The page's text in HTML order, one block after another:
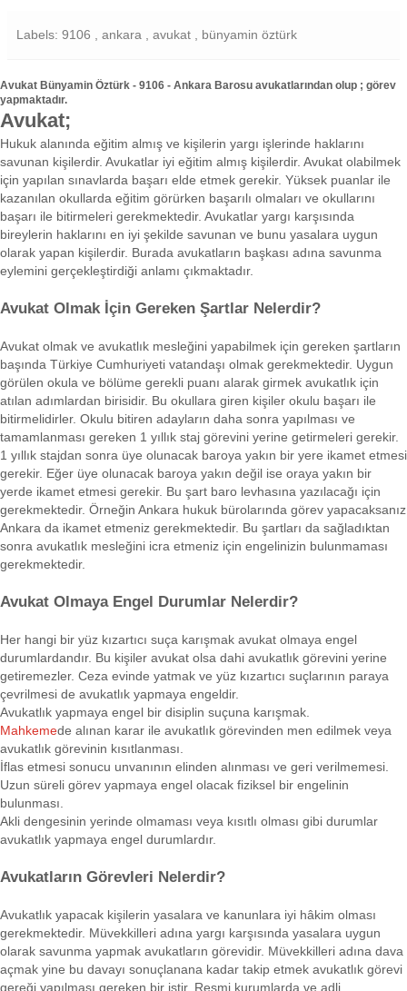
Labels: 9106 , ankara , avukat , bünyamin öztürk
Avukat Bünyamin Öztürk - 9106 - Ankara Barosu avukatlarından olup ; görev
yapmaktadır.
Avukat;
Hukuk alanında eğitim almış ve kişilerin yargı işlerinde haklarını
savunan kişilerdir. Avukatlar iyi eğitim almış kişilerdir. Avukat olabilmek
için yapılan sınavlarda başarı elde etmek gerekir. Yüksek puanlar ile
kazanılan okullarda eğitim görürken başarılı olmaları ve okullarını
başarı ile bitirmeleri gerekmektedir. Avukatlar yargı karşısında
bireylerin haklarını en iyi şekilde savunan ve bunu yasalara uygun
olarak yapan kişilerdir. Burada avukatların başkası adına savunma
eylemini gerçekleştirdiği anlamı çıkmaktadır.
Avukat Olmak İçin Gereken Şartlar Nelerdir?
Avukat olmak ve avukatlık mesleğini yapabilmek için gereken şartların
başında Türkiye Cumhuriyeti vatandaşı olmak gerekmektedir. Uygun
görülen okula ve bölüme gerekli puanı alarak girmek avukatlık için
atılan adımlardan birisidir. Bu okullara giren kişiler okulu başarı ile
bitirmelidirler. Okulu bitiren adayların daha sonra yapılması ve
tamamlanması gereken 1 yıllık staj görevini yerine getirmeleri gerekir.
1 yıllık stajdan sonra üye olunacak baroya yakın bir yere ikamet etmesi
gerekir. Eğer üye olunacak baroya yakın değil ise oraya yakın bir
yerde ikamet etmesi gerekir. Bu şart baro levhasına yazılacağı için
gerekmektedir. Örneğin Ankara hukuk bürolarında görev yapacaksanız
Ankara da ikamet etmeniz gerekmektedir. Bu şartları da sağladıktan
sonra avukatlık mesleğini icra etmeniz için engelinizin bulunmaması
gerekmektedir.
Avukat Olmaya Engel Durumlar Nelerdir?
Her hangi bir yüz kızartıcı suça karışmak avukat olmaya engel
durumlardandır. Bu kişiler avukat olsa dahi avukatlık görevini yerine
getiremezler. Ceza evinde yatmak ve yüz kızartıcı suçlarının paraya
çevrilmesi de avukatlık yapmaya engeldir.
Avukatlık yapmaya engel bir disiplin suçuna karışmak.
Mahkemede alınan karar ile avukatlık görevinden men edilmek veya
avukatlık görevinin kısıtlanması.
İflas etmesi sonucu unvanının elinden alınması ve geri verilmemesi.
Uzun süreli görev yapmaya engel olacak fiziksel bir engelinin
bulunması.
Akli dengesinin yerinde olmaması veya kısıtlı olması gibi durumlar
avukatlık yapmaya engel durumlardır.
Avukatların Görevleri Nelerdir?
Avukatlık yapacak kişilerin yasalara ve kanunlara iyi hâkim olması
gerekmektedir. Müvekkilleri adına yargı karşısında yasalara uygun
olarak savunma yapmak avukatların görevidir. Müvekkilleri adına dava
açmak yine bu davayı sonuçlanana kadar takip etmek avukatlık görevi
gereği yapılması gereken bir iştir. Resmi kurumlarda ve adli